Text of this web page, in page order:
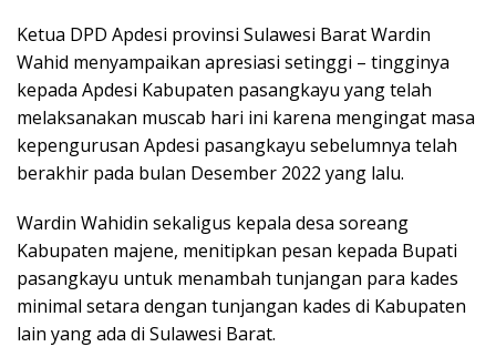
Ketua DPD Apdesi provinsi Sulawesi Barat Wardin
Wahid menyampaikan apresiasi setinggi – tingginya
kepada Apdesi Kabupaten pasangkayu yang telah
melaksanakan muscab hari ini karena mengingat masa
kepengurusan Apdesi pasangkayu sebelumnya telah
berakhir pada bulan Desember 2022 yang lalu.
Wardin Wahidin sekaligus kepala desa soreang
Kabupaten majene, menitipkan pesan kepada Bupati
pasangkayu untuk menambah tunjangan para kades
minimal setara dengan tunjangan kades di Kabupaten
lain yang ada di Sulawesi Barat.